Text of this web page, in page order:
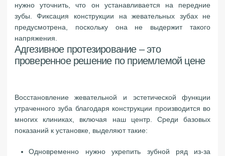
нужно уточнить, что он устанавливается на передние
зубы. Фиксация конструкции на жевательных зубах не
предусмотрена, поскольку она не выдержит такого
напряжения.
Адгезивное протезирование – это
проверенное решение по приемлемой цене
Восстановление жевательной и эстетической функции
утраченного зуба благодаря конструкции производится во
многих клиниках, включая наш центр. Среди базовых
показаний к установке, выделяют такие:
Одновременно нужно укрепить зубной ряд из-за